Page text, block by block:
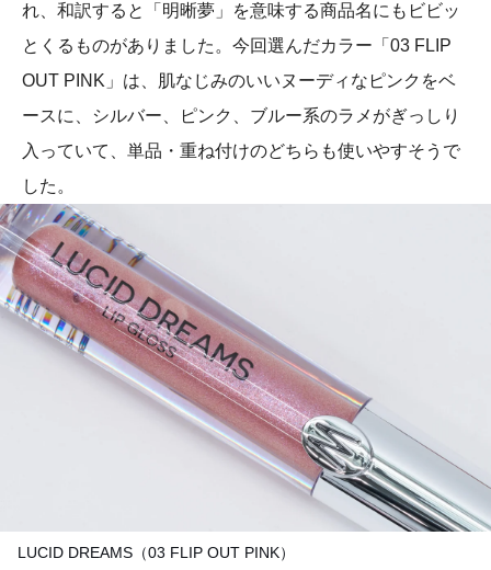
れ、和訳すると「明晰夢」を意味する商品名にもビビッ
とくるものがありました。今回選んだカラー「03 FLIP
OUT PINK」は、肌なじみのいいヌーディなピンクをベ
ースに、シルバー、ピンク、ブルー系のラメがぎっしり
入っていて、単品・重ね付けのどちらも使いやすそうで
した。
LUCID DREAMS（03 FLIP OUT PINK）